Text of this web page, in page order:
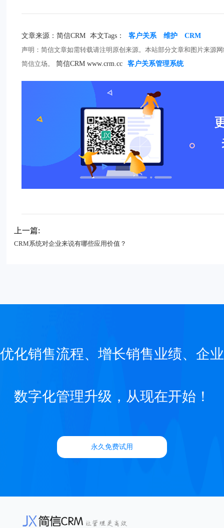
文章来源：简信CRM 本文Tags： 客户关系 维护
CRM
声明：简信文章如需转载请注明原创来源。本站部分文章和图片来源
简信立场。
简信CRM www.crm.cc 客户关系管理系统
上一篇:
CRM系统对企业来说有哪些应用价值？
优化销售流程、增长销售业绩、企业
数字化管理升级，从现在开始！
永久免费试用